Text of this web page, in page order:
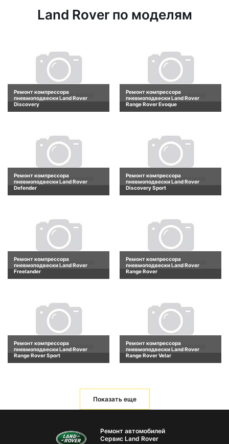
Land Rover по моделям
Ремонт компрессора
пневмоподвески Land Rover
Discovery
Ремонт компрессора
пневмоподвески Land Rover
Range Rover Evoque
Ремонт компрессора
пневмоподвески Land Rover
Defender
Ремонт компрессора
пневмоподвески Land Rover
Discovery Sport
Ремонт компрессора
пневмоподвески Land Rover
Freelander
Ремонт компрессора
пневмоподвески Land Rover
Range Rover
Ремонт компрессора
пневмоподвески Land Rover
Range Rover Sport
Ремонт компрессора
пневмоподвески Land Rover
Range Rover Velar
Показать еще
Ремонт автомобилей
Сервис Land Rover